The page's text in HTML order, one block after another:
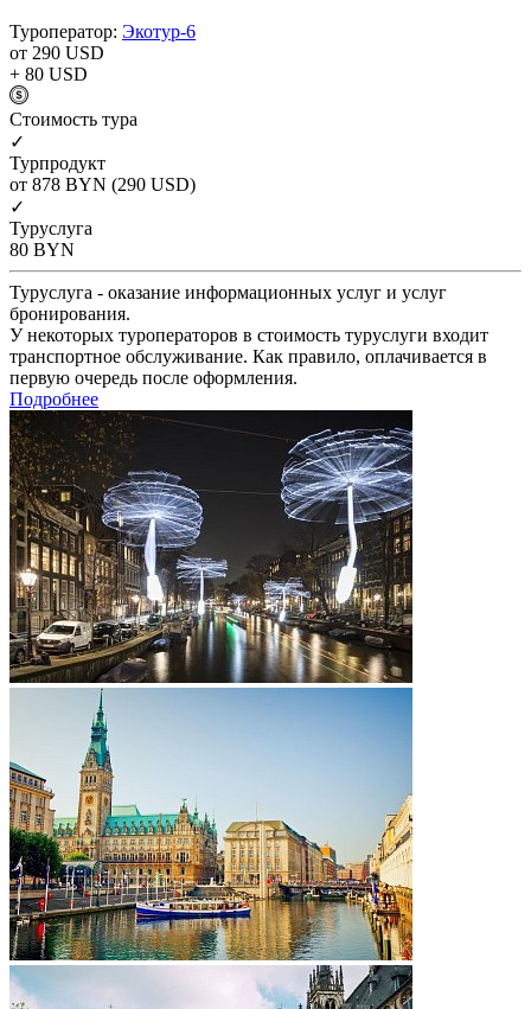
Туроператор: Экотур-6
от 290 USD
+ 80 USD
Cтоимость тура
✓
Турпродукт
от 878 BYN (290 USD)
✓
Туруслуга
80 BYN
Туруслуга - оказание информационных услуг и услуг
бронирования.
У некоторых туроператоров в стоимость туруслуги входит
транспортное обслуживание. Как правило, оплачивается в
первую очередь после оформления.
Подробнее